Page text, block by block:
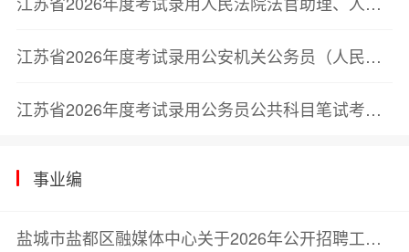
江苏省2026年度考试录用公安机关公务员（人民警察）简章
江苏省2026年度考试录用公务员公共科目笔试考试大纲
事业编
盐城市盐都区融媒体中心关于2026年公开招聘工作人员的公告